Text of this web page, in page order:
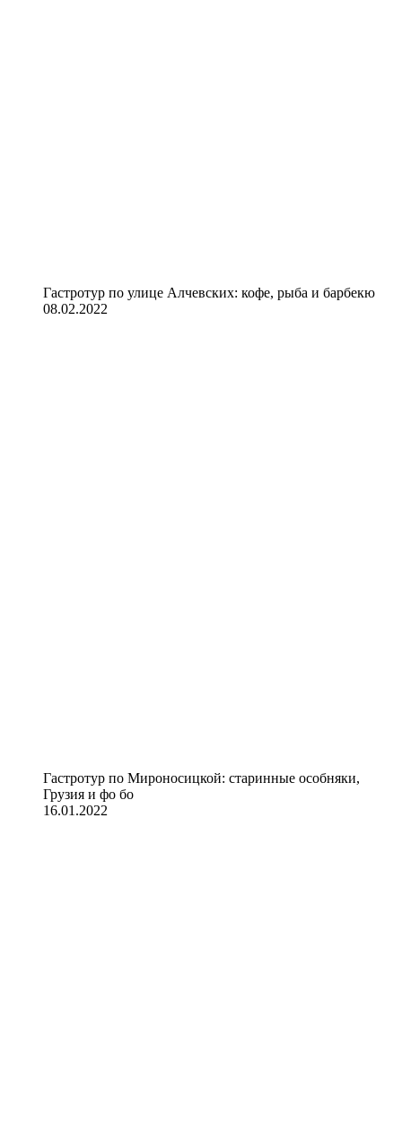
Гастротур по улице Алчевских: кофе, рыба и барбекю
08.02.2022
Гастротур по Мироносицкой: старинные особняки,
Грузия и фо бо
16.01.2022